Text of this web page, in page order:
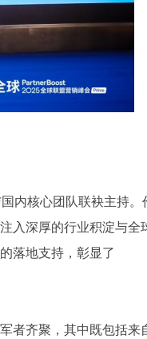
内核心团队联袂主持。
入深厚的行业积淀与全
落地支持，彰显了
者齐聚，其中既包括来